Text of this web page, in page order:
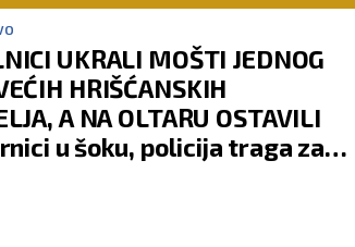
UKRALI MOŠTI JEDNOG
HRIŠĆANSKIH
A NA OLTARU OSTAVILI
u šoku, policija traga za